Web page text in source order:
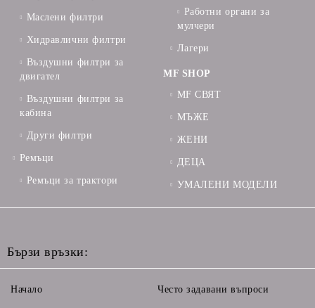
Маслени филтри
Хидравлични филтри
Въздушни филтри за
двигател
Въздушни филтри за
кабина
Други филтри
Ремъци
Ремъци за трактори
Работни органи за
мулчери
Лагери
MF SHOP
MF СВЯТ
МЪЖЕ
ЖЕНИ
ДЕЦА
УМАЛЕНИ МОДЕЛИ
Бързи връзки:
Начало Често задавани въпроси